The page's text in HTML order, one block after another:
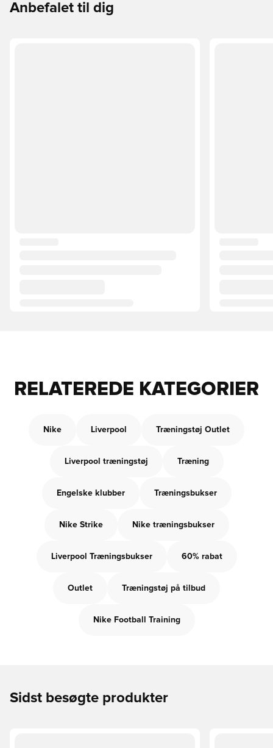
Anbefalet til dig
RELATEREDE KATEGORIER
Nike Liverpool Træningstøj Outlet
Liverpool træningstøj Træning
Engelske klubber Træningsbukser
Nike Strike Nike træningsbukser
Liverpool Træningsbukser 60% rabat
Outlet Træningstøj på tilbud
Nike Football Training
Sidst besøgte produkter